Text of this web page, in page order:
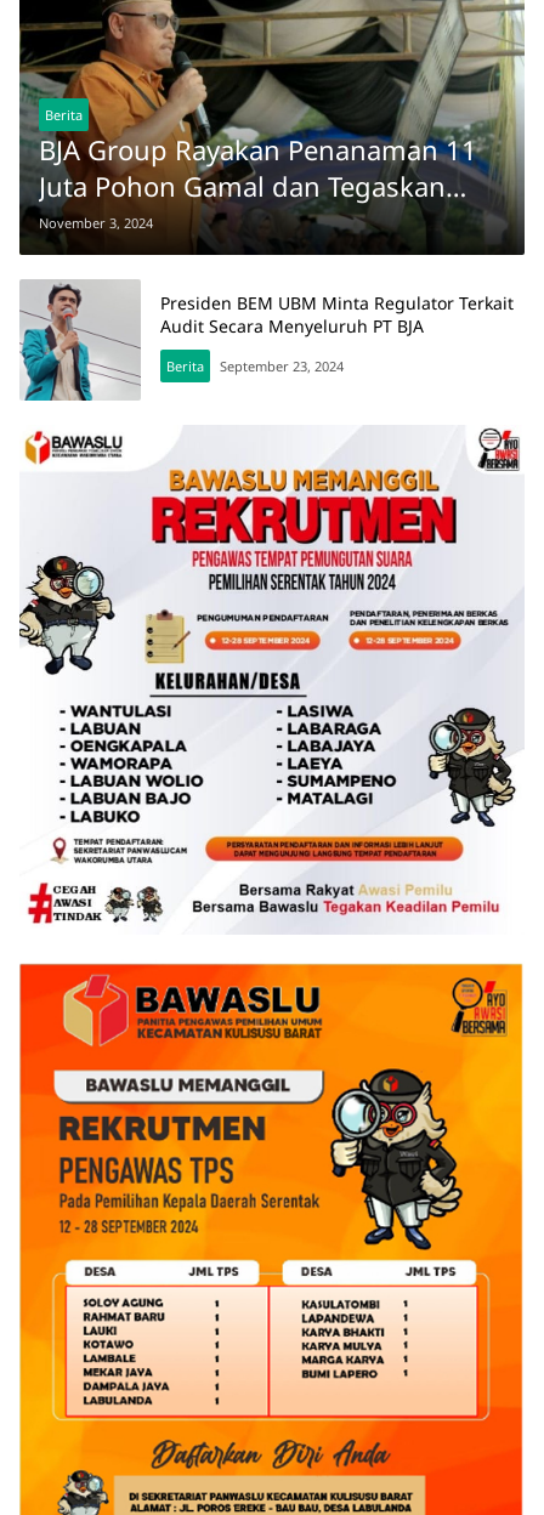
Berita
BJA Group Rayakan Penanaman 11
Juta Pohon Gamal dan Tegaskan
Komitmen Lawan Hoaks di Family
Gathering Pohuwato
November 3, 2024
Presiden BEM UBM Minta Regulator Terkait
Audit Secara Menyeluruh PT BJA
Berita September 23, 2024